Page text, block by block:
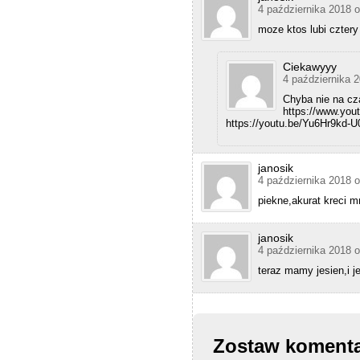
l
u
a
r
y
m
e
o
4 października 2018
moze ktos lubi
Ciekawyyy
4 października
Chyba nie na
https://
https://youtu.be/Yu6Hr9kd-
janosik
4 października 2018
piekne,akurat kreci
janosik
4 października 2018
teraz mamy jesien,i
Zostaw